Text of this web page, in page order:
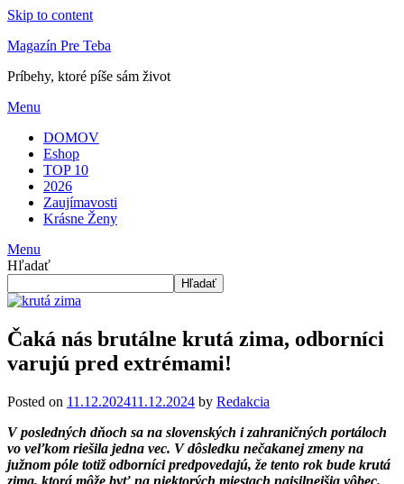
Skip to content
Magazín Pre Teba
Príbehy, ktoré píše sám život
Menu
DOMOV
Eshop
TOP 10
2026
Zaujímavosti
Krásne Ženy
Menu
Hľadať
Hľadať
Čaká nás brutálne krutá zima, odborníci
varujú pred extrémami!
Posted on 11.12.202411.12.2024 by Redakcia
V posledných dňoch sa na slovenských i zahraničných portáloch
vo veľkom riešila jedna vec. V dôsledku nečakanej zmeny na
južnom póle totiž odborníci predpovedajú, že tento rok bude krutá
zima, ktorá môže byť na niektorých miestach najsilnejšia vôbec.